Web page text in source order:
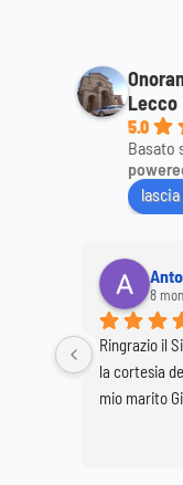
Lecco
5.0
Basato
8
Ringrazio il
la cortesia
mio marito